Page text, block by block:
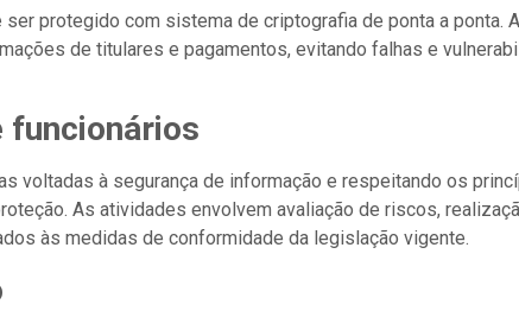
ser protegido com sistema de criptografia de ponta a
de titulares e pagamentos, evitando falhas e
funcionários
voltadas à segurança de informação e respeitando os
As atividades envolvem avaliação de riscos,
às medidas de conformidade da legislação vigente.